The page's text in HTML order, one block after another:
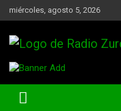
to
miércoles, agosto 5, 2026
Radio Zurqui